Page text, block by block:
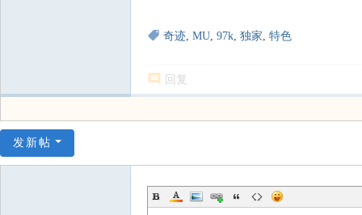
奇迹, MU, 97k, 独家, 特色
回复
发新帖